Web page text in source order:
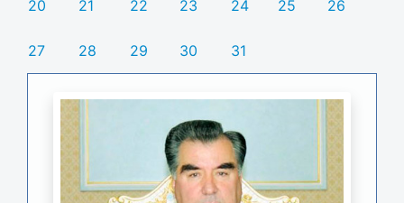
20 21 22 23 24 25 26
27 28 29 30 31